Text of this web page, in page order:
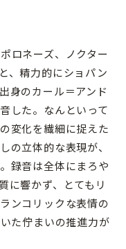
ロネーズ、ノクター
、精力的にショパン
身のカール＝アンド
した。なんといって
変化を繊細に捉えた
の立体的な表現が、
録音は全体にまろや
に響かず、とてもリ
ンコリックな表情の
た佇まいの推進力が